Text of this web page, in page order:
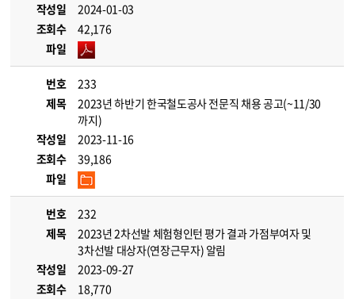
작성일
2024-01-03
조회수
42,176
파일
번호
233
제목
2023년 하반기 한국철도공사 전문직 채용 공고(~11/30
까지)
작성일
2023-11-16
조회수
39,186
파일
번호
232
제목
2023년 2차선발 체험형인턴 평가 결과 가점부여자 및
3차선발 대상자(연장근무자) 알림
작성일
2023-09-27
조회수
18,770